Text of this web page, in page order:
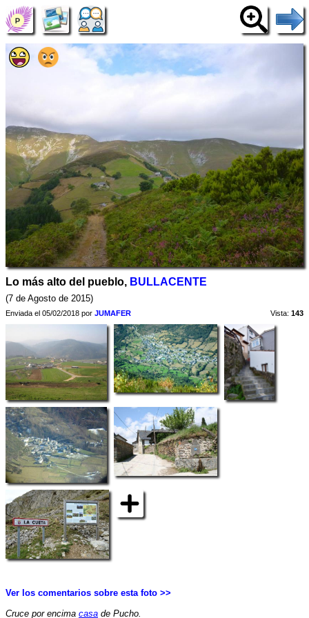
Lo más alto del pueblo, BULLACENTE
(7 de Agosto de 2015)
Enviada el 05/02/2018 por JUMAFER Vista: 143
Ver los comentarios sobre esta foto >>
Cruce por encima casa de Pucho.